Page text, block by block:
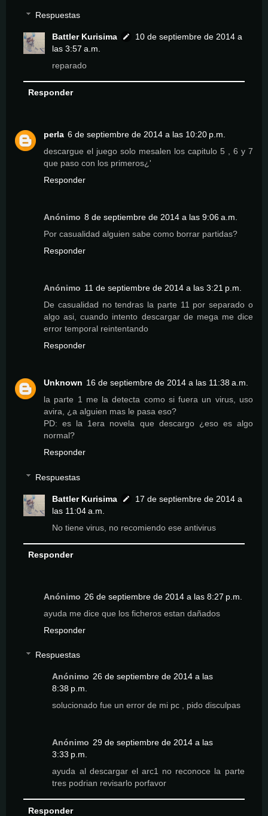
Respuestas
Battler Kurisima
10 de septiembre de 2014 a
las 3:57 a.m.
reparado
Responder
perla 6 de septiembre de 2014 a las 10:20 p.m.
descargue el juego solo mesalen los capitulo 5 , 6 y 7
que paso con los primeros¿'
Responder
Anónimo 8 de septiembre de 2014 a las 9:06 a.m.
Por casualidad alguien sabe como borrar partidas?
Responder
Anónimo 11 de septiembre de 2014 a las 3:21 p.m.
De casualidad no tendras la parte 11 por separado o
algo asi, cuando intento descargar de mega me dice
error temporal reintentando
Responder
Unknown 16 de septiembre de 2014 a las 11:38 a.m.
la parte 1 me la detecta como si fuera un virus, uso
avira, ¿a alguien mas le pasa eso?
PD: es la 1era novela que descargo ¿eso es algo
normal?
Responder
Respuestas
Battler Kurisima
17 de septiembre de 2014 a
las 11:04 a.m.
No tiene virus, no recomiendo ese antivirus
Responder
Anónimo 26 de septiembre de 2014 a las 8:27 p.m.
ayuda me dice que los ficheros estan dañados
Responder
Respuestas
Anónimo 26 de septiembre de 2014 a las
8:38 p.m.
solucionado fue un error de mi pc , pido disculpas
Anónimo 29 de septiembre de 2014 a las
3:33 p.m.
ayuda al descargar el arc1 no reconoce la parte
tres podrian revisarlo porfavor
Responder